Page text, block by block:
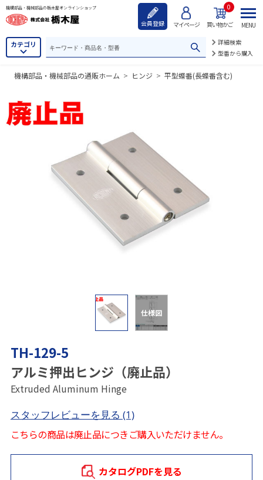
機構部品・機械部品の栃木屋オンラインショップ
会員登録 マイページ 買い物かご
0
カテゴリ
詳細検索
型番から購入
MENU
機構部品・機械部品の通販ホーム > ヒンジ > 平型蝶番(長蝶番含む)
仕様図
TH-129-5
アルミ押出ヒンジ（廃止品）
Extruded Aluminum Hinge
スタッフレビューを見る (1)
こちらの商品は廃止品につきご購入いただけません。
カタログPDFを見る